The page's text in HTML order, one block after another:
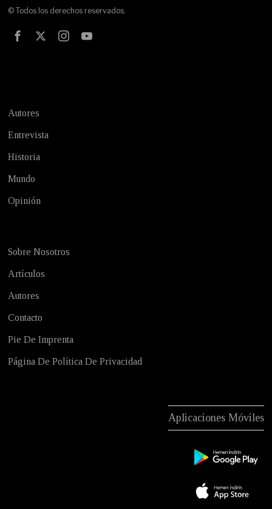
© Todos los derechos reservados.
Autores
Entrevista
Historia
Mundo
Opinión
Sobre Nosotros
Artículos
Autores
Contacto
Pie De Imprenta
Página De Política De Privacidad
Aplicaciones Móviles